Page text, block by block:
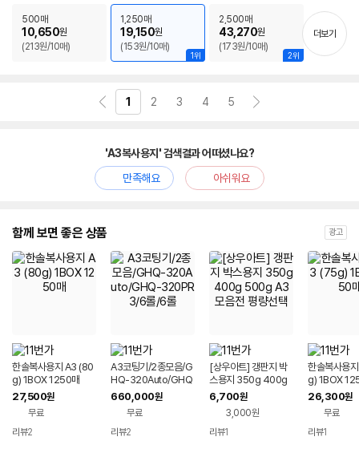
500매
10,650원
(213원/10매)
1위
1,250매
19,150원
(153원/10매)
2위
2,500매
43,270원
(173원/10매)
더보기
1 2 3 4 5
'A3복사용지' 검색결과 어떠셨나요?
만족해요
아쉬워요
함께 보면 좋은 상품 광고
한솔복사용지 A3 (80
g) 1BOX 1250매
27,500원
무료
리뷰2
A3코팅기/2종모음/G
HQ-320Auto/GHQ
-320PR3/6롤/6롤
660,000원
무료
리뷰2
[상우아트] 갱판지 박
스용지 350g 400g
500g A3 모음전 평량
선택
6,700원
3,000원
리뷰1
한솔복사용
g) 1BOX
26,300원
무료
리뷰1